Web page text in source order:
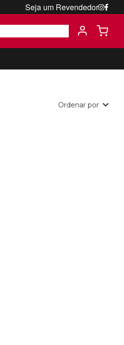
Seja um Revendedor
Ordenar por